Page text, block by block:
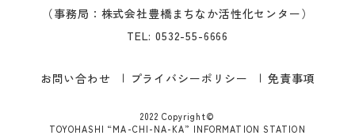
（事務局：株式会社豊橋まちなか活性化センター）
TEL:0532-55-6666
お問い合わせ プライバシーポリシー 免責事項
2022 Copyright©
TOYOHASHI “MA-CHI-NA-KA” INFORMATION STATION